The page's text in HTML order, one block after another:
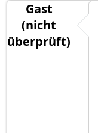
Gast
(nicht
überprüft)